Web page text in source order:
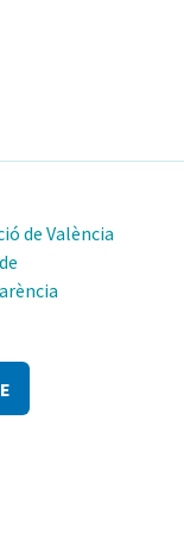
de València